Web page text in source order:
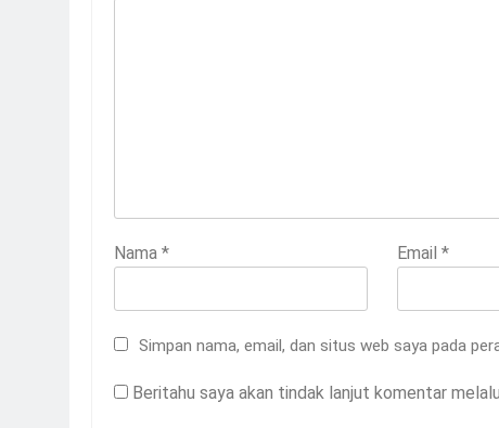
Nama * Email *
Simpan nama, email, dan situs web saya pada
Beritahu saya akan tindak lanjut komentar